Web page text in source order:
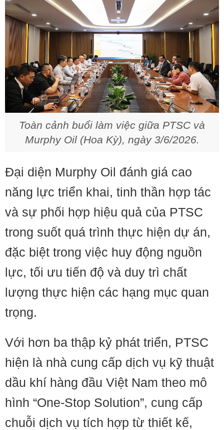
Toàn cảnh buổi làm việc giữa PTSC và
Murphy Oil (Hoa Kỳ), ngày 3/6/2026.
Đại diện Murphy Oil đánh giá cao
năng lực triển khai, tinh thần hợp tác
và sự phối hợp hiệu quả của PTSC
trong suốt quá trình thực hiện dự án,
đặc biệt trong việc huy động nguồn
lực, tối ưu tiến độ và duy trì chất
lượng thực hiện các hạng mục quan
trọng.
Với hơn ba thập kỷ phát triển, PTSC
hiện là nhà cung cấp dịch vụ kỹ thuật
dầu khí hàng đầu Việt Nam theo mô
hình “One-Stop Solution”, cung cấp
chuỗi dịch vụ tích hợp từ thiết kế,